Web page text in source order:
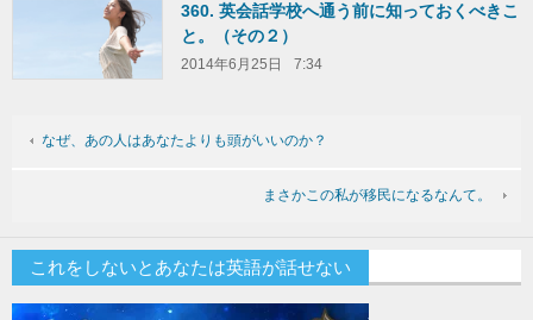
360. 英会話学校へ通う前に知っておくべきこ
と。（その２）
2014年6月25日 7:34
なぜ、あの人はあなたよりも頭がいいのか？
まさかこの私が移民になるなんて。
これをしないとあなたは英語が話せない